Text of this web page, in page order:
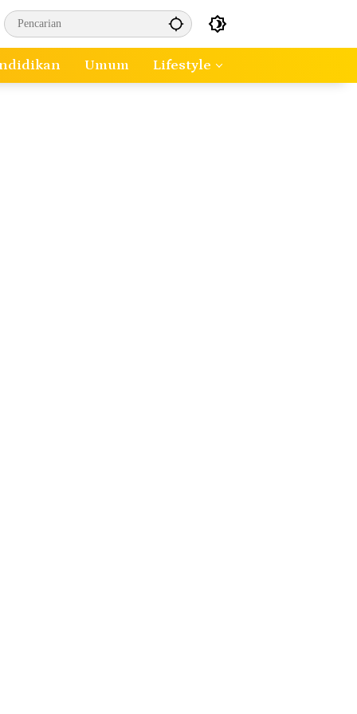
Umum Lifestyle